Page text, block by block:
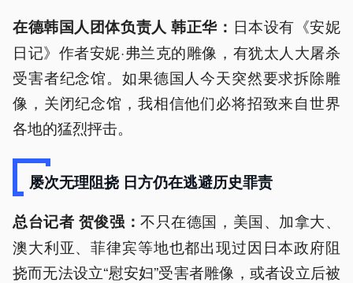
在德韩国人团体负责人 韩正华： 日本设有《安妮
日记》作者安妮·弗兰克的雕像，有犹太人大屠杀
受害者纪念馆。如果德国人今天突然要求拆除雕
像，关闭纪念馆，我相信他们必将招致来自世界
各地的猛烈抨击。
屡次无理阻挠 日方仍在逃避历史罪责
总台记者 贺俊强：不只在德国，美国、加拿大、
澳大利亚、菲律宾等地也都出现过因日本政府阻
挠而无法设立“慰安妇”受害者雕像，或者设立后被